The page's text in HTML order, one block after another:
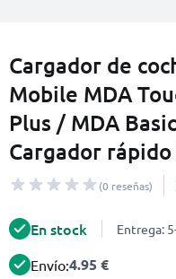
Cargador de
Mobile MDA
Plus / MDA
Cargador
(0 reseñas)
En stock Entrega:
Envío:4.95 €